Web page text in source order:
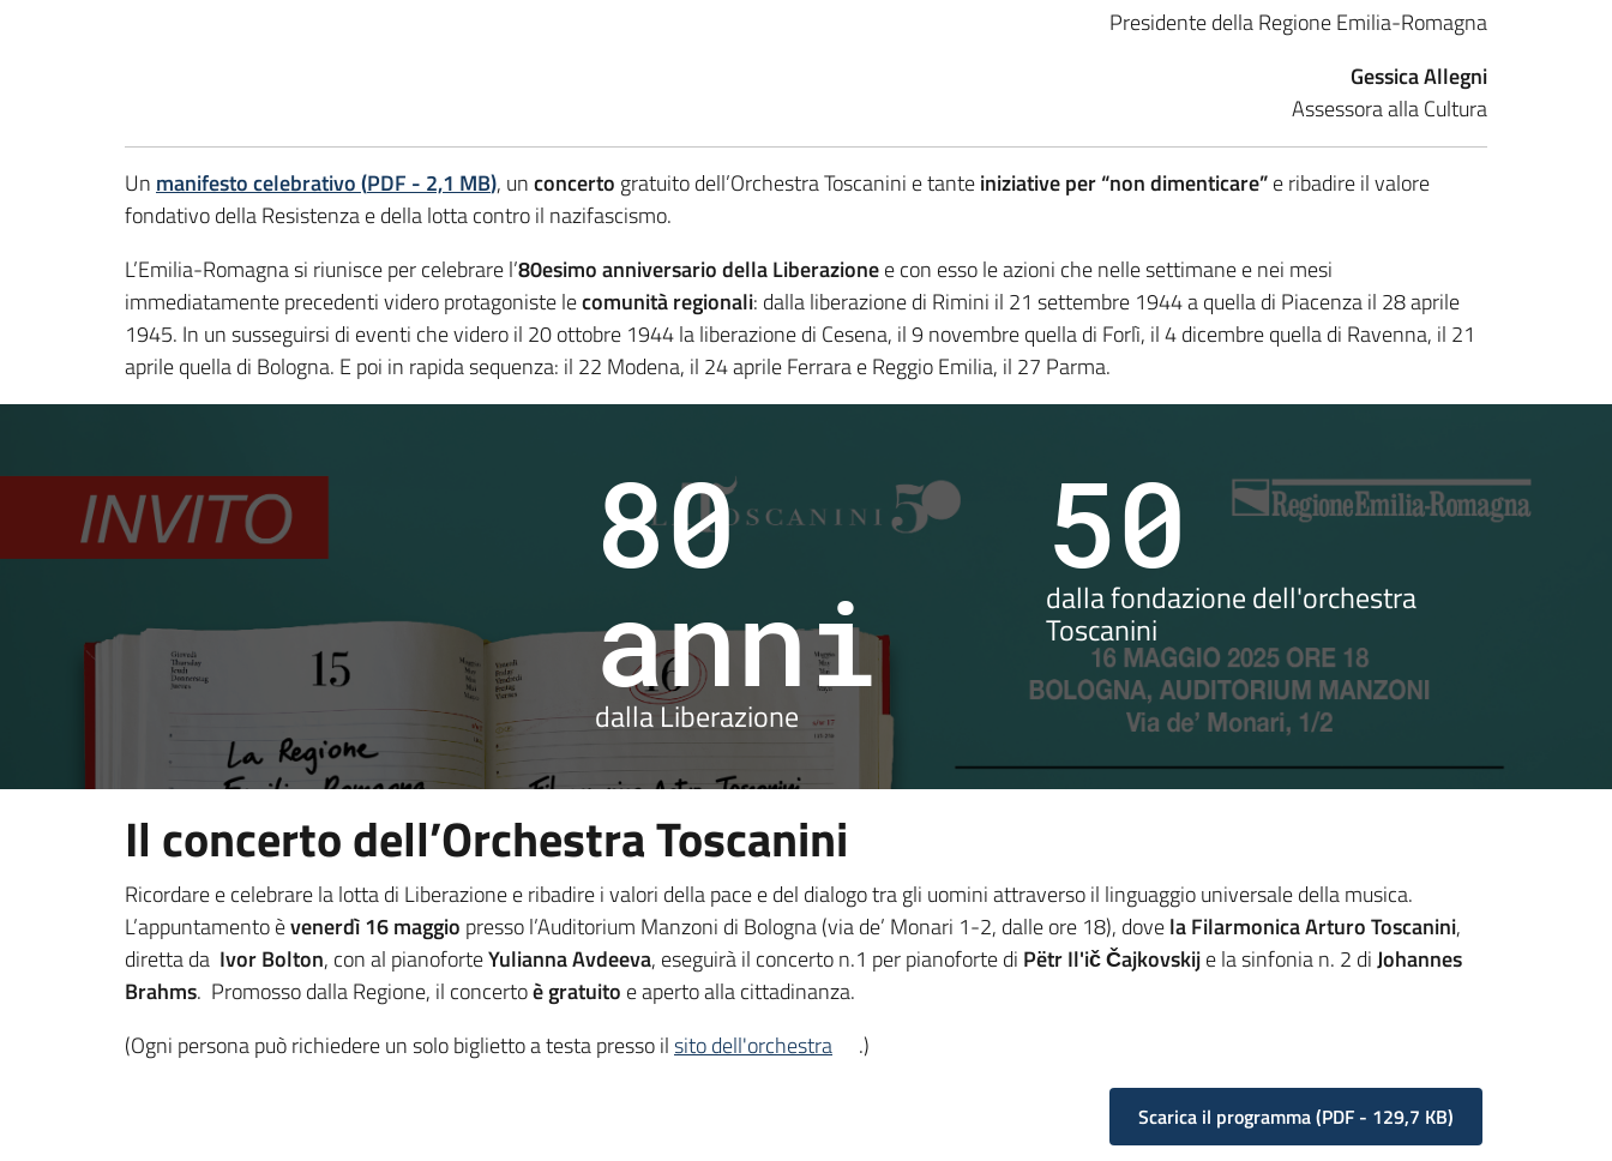
Presidente della Regione Emilia-Romagna
Gessica Allegni
Assessora alla Cultura
Un manifesto celebrativo(PDF - 2,1 MB), unconcerto gratuito dell’Orchestra Toscanini e tanteiniziative per “non dimenticare”e ribadire il valore
fondativo della Resistenza e della lotta contro il nazifascismo.
L’Emilia-Romagna si riunisce per celebrare l’80esimo anniversario della Liberazionee con esso le azioni che nelle settimane e nei mesi
immediatamente precedenti videro protagoniste lecomunità regionali: dalla liberazione di Rimini il 21 settembre 1944 a quella di Piacenza il 28 aprile
1945. In un susseguirsi di eventi che videro il 20 ottobre 1944 la liberazione di Cesena, il 9 novembre quella di Forlì, il 4 dicembre quella di Ravenna, il 21
aprile quella di Bologna. E poi in rapida sequenza: il 22 Modena, il 24 aprile Ferrara e Reggio Emilia, il 27 Parma.
80
anni
dalla Liberazione
50
dalla fondazione dell'orchestra
Toscanini
Il concerto dell’Orchestra Toscanini
Ricordare e celebrare la lotta di Liberazione e ribadire i valori della pace e del dialogo tra gli uomini attraverso il linguaggio universale della musica.
L’appuntamento èvenerdì 16 maggio presso l’Auditorium Manzoni di Bologna (via de’ Monari 1-2, dalle ore 18), dovela Filarmonica Arturo Toscanini,
diretta da Ivor Bolton, con al pianoforteYulianna Avdeeva, eseguirà il concerto n.1 per pianoforte di Pëtr Il'ič Čajkovskije la sinfonia n. 2 diJohannes
Brahms. Promosso dalla Regione, il concertoè gratuito e aperto alla cittadinanza.
(Ogni persona può richiedere un solo biglietto a testa presso ilsito dell'orchestra .)
Scarica il programma(PDF - 129,7 KB)